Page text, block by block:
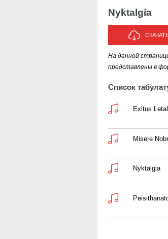
Nyktalgia
На данной
представлены в
Список
Exitus
Misere
Nyktalgia